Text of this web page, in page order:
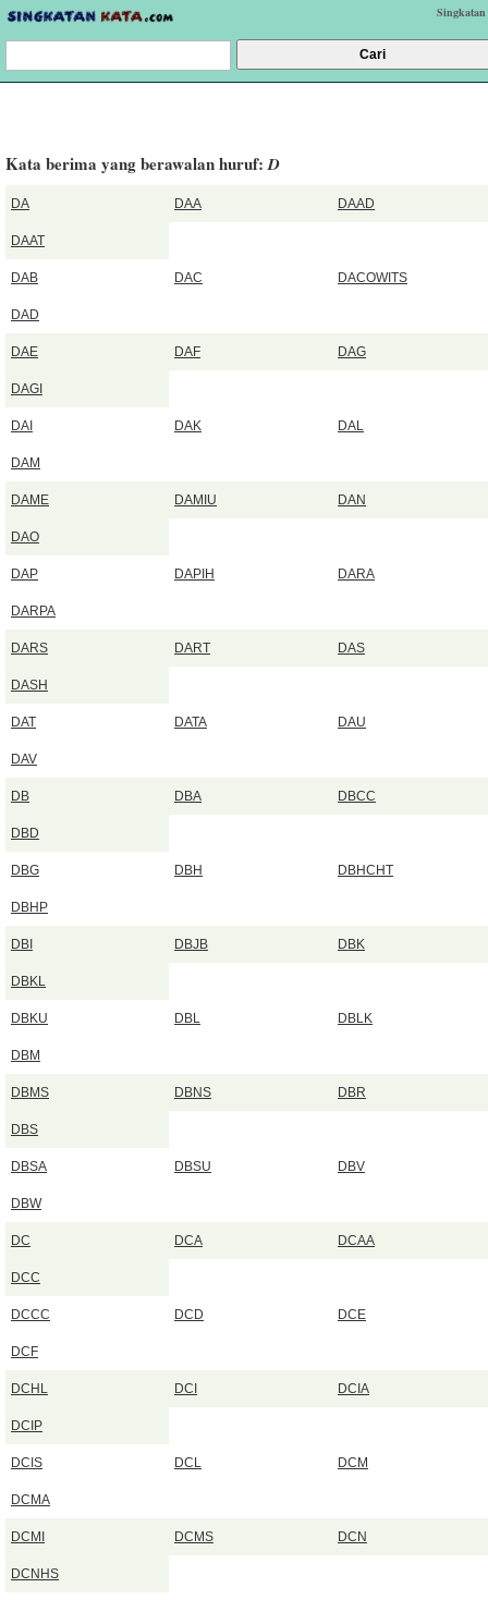
Kata berima yang berawalan huruf:D
DA DAA DAAD
DAAT
DAB DAC DACOWITS
DAD
DAE DAF DAG
DAGI
DAI DAK DAL
DAM
DAME DAMIU DAN
DAO
DAP DAPIH DARA
DARPA
DARS DART DAS
DASH
DAT DATA DAU
DAV
DB DBA DBCC
DBD
DBG DBH DBHCHT
DBHP
DBI DBJB DBK
DBKL
DBKU DBL DBLK
DBM
DBMS DBNS DBR
DBS
DBSA DBSU DBV
DBW
DC DCA DCAA
DCC
DCCC DCD DCE
DCF
DCHL DCI DCIA
DCIP
DCIS DCL DCM
DCMA
DCMI DCMS DCN
DCNHS